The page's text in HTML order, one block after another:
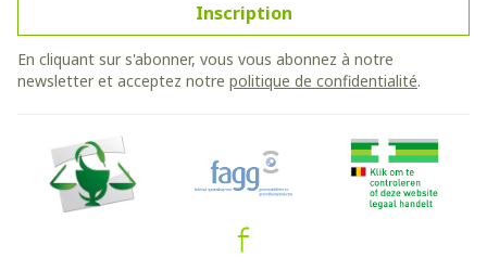
Inscription
En cliquant sur s'abonner, vous vous abonnez à notre
newsletter et acceptez notre politique de confidentialité.